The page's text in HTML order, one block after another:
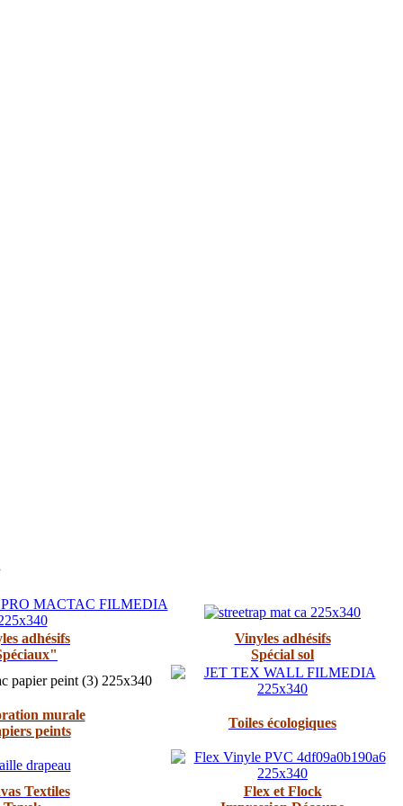
adhésifs
Vinyles adhésifs
Spécial sol
murale
peints
Toiles écologiques
Textiles
Flex et Flock